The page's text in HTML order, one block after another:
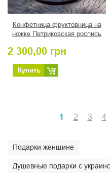
Конфетница-фруктовница на
ножке Петриковская роспись
2 300,00 грн
Купить
1 2 3 4
Подарки женщине
Душевные подарки с